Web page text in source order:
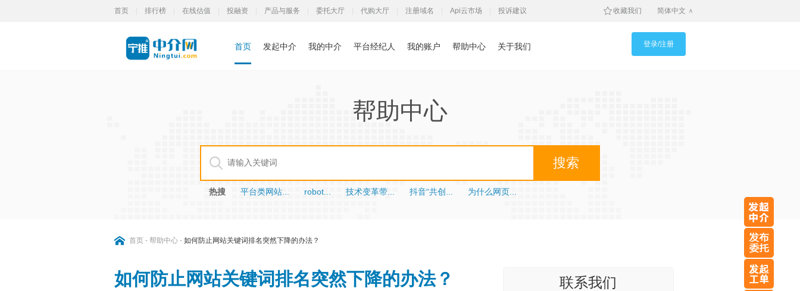
首页 排行榜 在线估值 投融资 产品与服务 委托大厅 代购大厅 注册域名 Api云市场 投诉建议 收藏我们 简体中文
首页 发起中介 我的中介 平台经纪人 我的账户 帮助中心 关于我们 登录/注册
帮助中心
搜索
热搜 平台类网站... robot... 技术变革带... 抖音“共创... 为什么网页...
首页 - 帮助中心 - 如何防止网站关键词排名突然下降的办法？
如何防止网站关键词排名突然下降的办法？ 联系我们